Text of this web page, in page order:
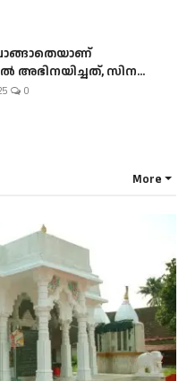
സിന...
0
More